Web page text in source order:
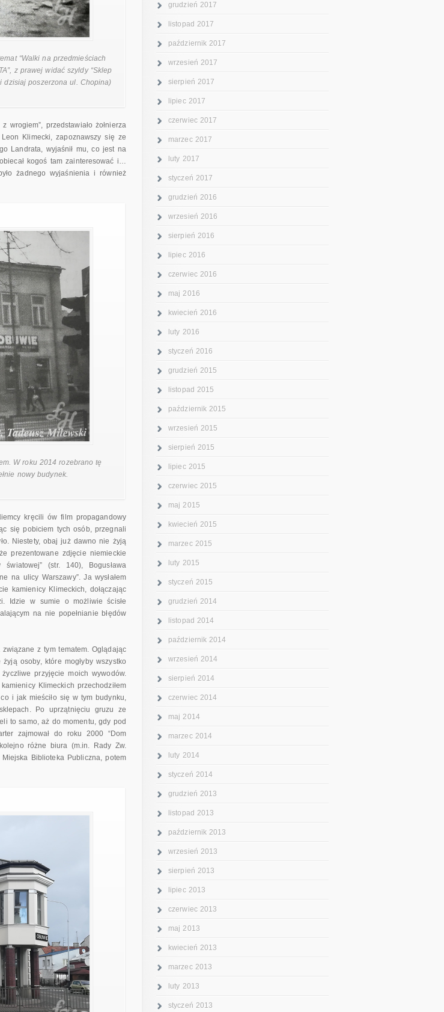
“Walki na przedmieściach
z prawej widać szyldy “Sklep
dzisiaj poszerzona ul. Chopina)
wrogiem”, przedstawiało żołnierza
Klimecki, zapoznawszy się ze
Landrata, wyjaśnił mu, co jest na
kogoś tam zainteresować i…
żadnego wyjaśnienia i również
W roku 2014 rozebrano tę
nowy budynek.
kręcili ów film propagandowy
się pobiciem tych osób, przegnali
Niestety, obaj już dawno nie żyją
prezentowane zdjęcie niemieckie
(str. 140), Bogusława
na ulicy Warszawy”. Ja wysłałem
kamienicy Klimeckich, dołączając
Idzie w sumie o możliwie ścisłe
na nie popełnianie błędów
z tym tematem. Oglądając
osoby, które mogłyby wszystko
przyjęcie moich wywodów.
Klimeckich przechodziłem
i jak mieściło się w tym budynku,
Po uprzątnięciu gruzu ze
to samo, aż do momentu, gdy pod
zajmował do roku 2000 “Dom
różne biura (m.in. Rady Zw.
Biblioteka Publiczna, potem
grudzień 2017
listopad 2017
październik 2017
wrzesień 2017
sierpień 2017
lipiec 2017
czerwiec 2017
marzec 2017
luty 2017
styczeń 2017
grudzień 2016
wrzesień 2016
sierpień 2016
lipiec 2016
czerwiec 2016
maj 2016
kwiecień 2016
luty 2016
styczeń 2016
grudzień 2015
listopad 2015
październik 2015
wrzesień 2015
sierpień 2015
lipiec 2015
czerwiec 2015
maj 2015
kwiecień 2015
marzec 2015
luty 2015
styczeń 2015
grudzień 2014
listopad 2014
październik 2014
wrzesień 2014
sierpień 2014
czerwiec 2014
maj 2014
marzec 2014
luty 2014
styczeń 2014
grudzień 2013
listopad 2013
październik 2013
wrzesień 2013
sierpień 2013
lipiec 2013
czerwiec 2013
maj 2013
kwiecień 2013
marzec 2013
luty 2013
styczeń 2013